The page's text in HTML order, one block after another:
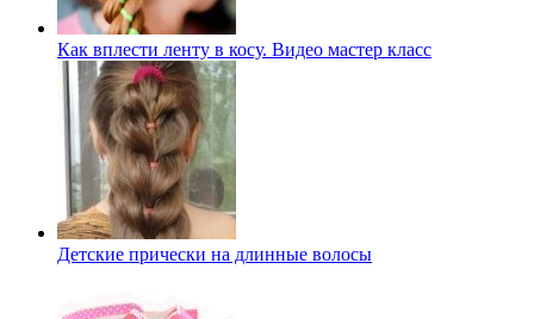
Как вплести ленту в косу. Видео мастер класс
Детские прически на длинные волосы